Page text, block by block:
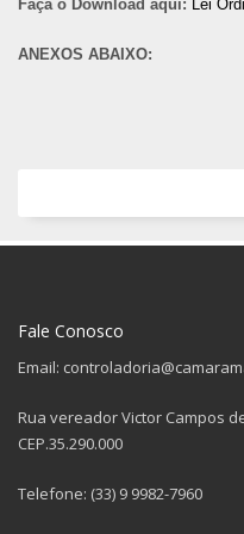
Faça o Download aqui: Lei
ANEXOS ABAIXO:
Fale Conosco
Email:
Rua vereador Victor Campos
CEP.35.290.000
Telefone: (33) 9 9982-7960